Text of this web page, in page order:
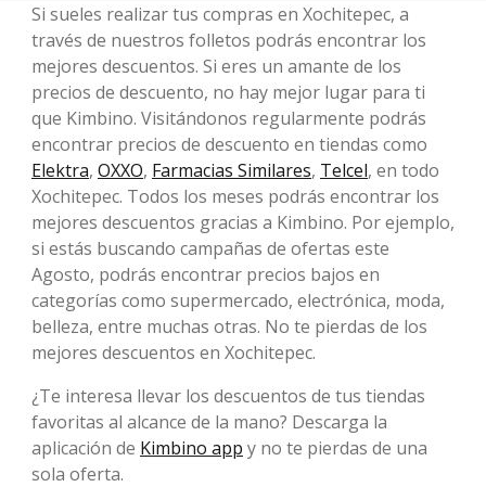
Si sueles realizar tus compras en Xochitepec, a
través de nuestros folletos podrás encontrar los
mejores descuentos. Si eres un amante de los
precios de descuento, no hay mejor lugar para ti
que Kimbino. Visitándonos regularmente podrás
encontrar precios de descuento en tiendas como
Elektra, OXXO, Farmacias Similares, Telcel, en todo
Xochitepec. Todos los meses podrás encontrar los
mejores descuentos gracias a Kimbino. Por ejemplo,
si estás buscando campañas de ofertas este
Agosto, podrás encontrar precios bajos en
categorías como supermercado, electrónica, moda,
belleza, entre muchas otras. No te pierdas de los
mejores descuentos en Xochitepec.
¿Te interesa llevar los descuentos de tus tiendas
favoritas al alcance de la mano? Descarga la
aplicación de Kimbino app y no te pierdas de una
sola oferta.